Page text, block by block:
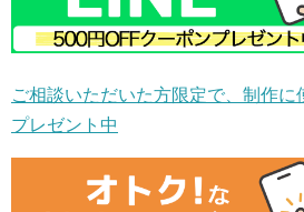
ご相談いただいた方限定で、制作
プレゼント中